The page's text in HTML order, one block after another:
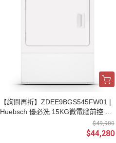
【詢問再折】ZDEE9BGS545FW01 |
Huebsch 優必洗 15KG微電腦前控 滾
$49,900
$44,280